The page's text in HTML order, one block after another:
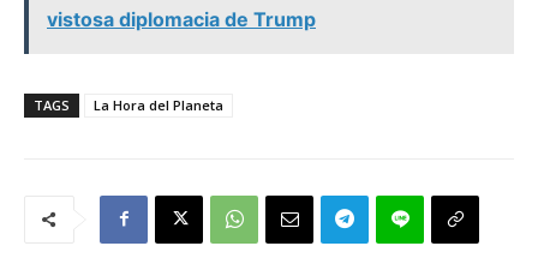
vistosa diplomacia de Trump
TAGS La Hora del Planeta